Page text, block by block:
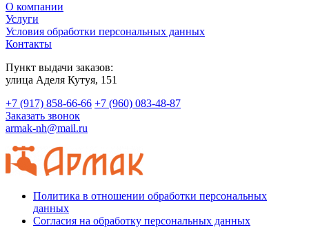
О компании
Услуги
Условия обработки персональных данных
Контакты
Пункт выдачи заказов:
​улица Аделя Кутуя, 151
+7 (917) 858-66-66 +7 (960) 083-48-87
Заказать звонок
armak-nh@mail.ru
Политика в отношении обработки персональных
данных
Согласия на обработку персональных данных